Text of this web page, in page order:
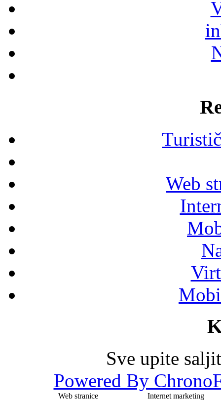
Web
Sve upite
Powered By
Web stranice Internet marketing